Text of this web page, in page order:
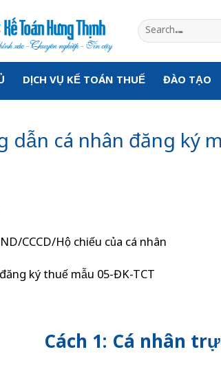
DỊCH VỤ KẾ TOÁN THUẾ ĐÀO TẠO
dẫn cá nhân đăng ký
CCCD/Hộ chiếu của cá nhân
ký thuế mẫu 05-ĐK-TCT
Cách 1: Cá nhân